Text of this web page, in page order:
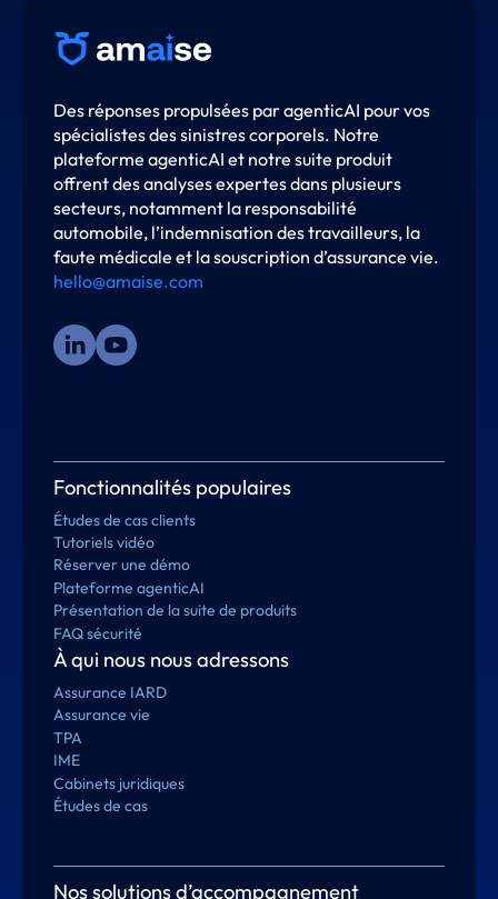
Des réponses propulsées par agenticAI pour vos
spécialistes des sinistres corporels. Notre
plateforme agenticAI et notre suite produit
offrent des analyses expertes dans plusieurs
secteurs, notamment la responsabilité
automobile, l’indemnisation des travailleurs, la
faute médicale et la souscription d’assurance vie.
hello@amaise.com
Fonctionnalités populaires
Études de cas clients
Tutoriels vidéo
Réserver une démo
Plateforme agenticAI
Présentation de la suite de produits
FAQ sécurité
À qui nous nous adressons
Assurance IARD
Assurance vie
TPA
IME
Cabinets juridiques
Études de cas
Nos solutions d’accompagnement